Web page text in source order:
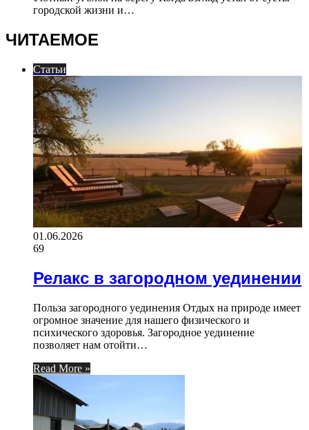
городской жизни и…
ЧИТАЕМОЕ
Статьи
01.06.2026
69
Релакс в загородном уединении
Польза загородного уединения Отдых на природе имеет
огромное значение для нашего физического и
психического здоровья. Загородное уединение
позволяет нам отойти…
Read More »